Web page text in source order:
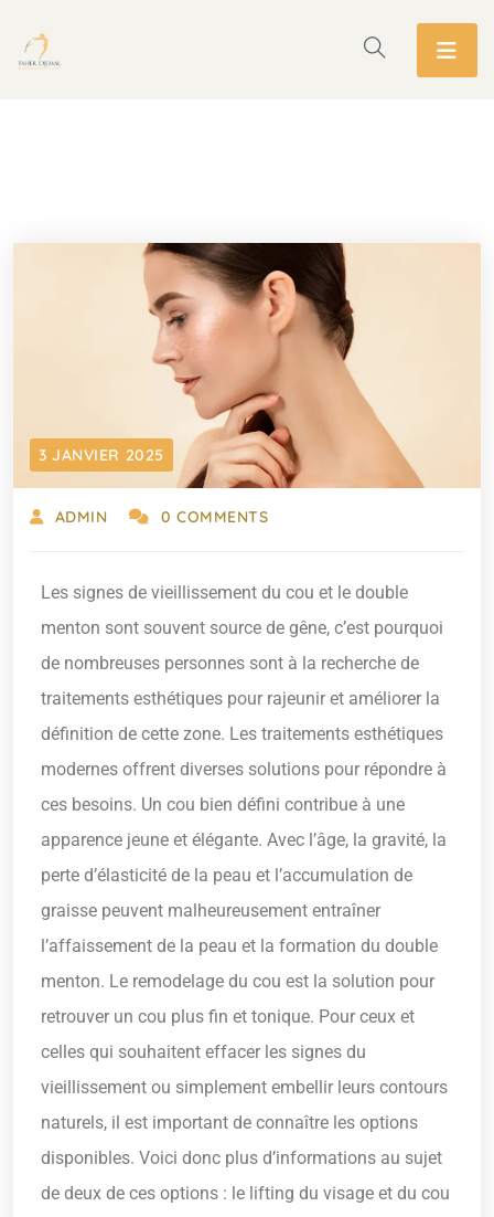
3 JANVIER 2025
ADMIN 0 COMMENTS
Les signes de vieillissement du cou et le double
menton sont souvent source de gêne, c’est pourquoi
de nombreuses personnes sont à la recherche de
traitements esthétiques pour rajeunir et améliorer la
définition de cette zone. Les traitements esthétiques
modernes offrent diverses solutions pour répondre à
ces besoins. Un cou bien défini contribue à une
apparence jeune et élégante. Avec l’âge, la gravité, la
perte d’élasticité de la peau et l’accumulation de
graisse peuvent malheureusement entraîner
l’affaissement de la peau et la formation du double
menton. Le remodelage du cou est la solution pour
retrouver un cou plus fin et tonique. Pour ceux et
celles qui souhaitent effacer les signes du
vieillissement ou simplement embellir leurs contours
naturels, il est important de connaître les options
disponibles. Voici donc plus d’informations au sujet
de deux de ces options : le lifting du visage et du cou